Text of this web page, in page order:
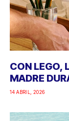
CON LEGO,
MADRE
14 ABRIL, 2026